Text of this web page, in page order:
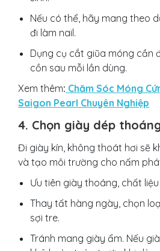
Nếu có thể, hãy mang theo
đi làm nail.
Dụng cụ cắt giũa móng cần
cồn sau mỗi lần dùng.
Xem thêm: Chăm Sóc Móng
Saigon Pearl Chuyên Nghiệp
4. Chọn giày dép
Đi giày kín, không thoát hơi sẽ
và tạo môi trường cho nấm
Ưu tiên giày thoáng, chất
Thay tất hàng ngày, chọn
sợi tre.
Tránh mang giày ẩm. Nếu